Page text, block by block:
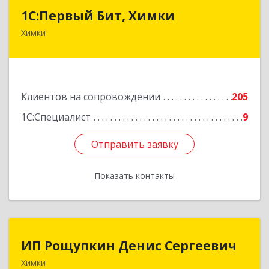
1С:Первый Бит, Химки
Химки
Клиентов на сопровождении
205
1С:Специалист
9
Отправить заявку
Показать контакты
141402, Московская обл, г.о. Химки, Химки г,
Отправить заявку
Назад
ИП Рощупкин Денис Сергеевич
Химки141402, Московская обл, г.о. Химки, Химки г,